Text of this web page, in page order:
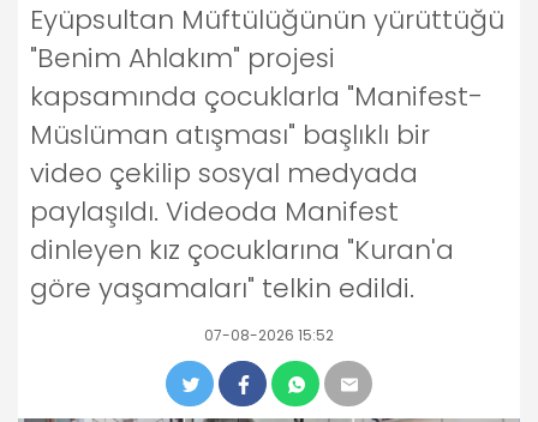
Eyüpsultan Müftülüğünün yürüttüğü
"Benim Ahlakım" projesi
kapsamında çocuklarla "Manifest-
Müslüman atışması" başlıklı bir
video çekilip sosyal medyada
paylaşıldı. Videoda Manifest
dinleyen kız çocuklarına "Kuran'a
göre yaşamaları" telkin edildi.
07-08-2026 15:52